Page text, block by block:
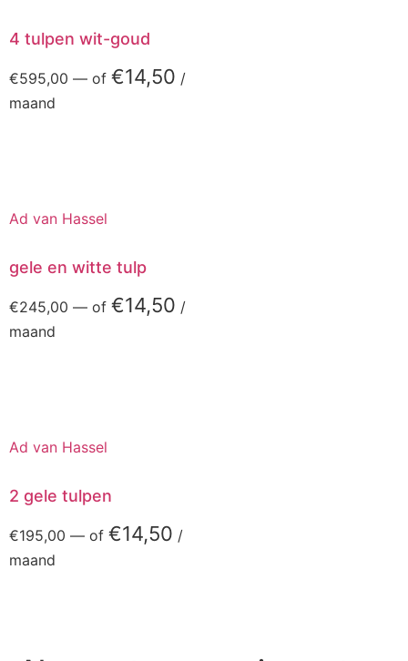
4 tulpen wit-goud
€595,00 — of €14,50 /
maand
Ad van Hassel
gele en witte tulp
€245,00 — of €14,50 /
maand
Ad van Hassel
2 gele tulpen
€195,00 — of €14,50 /
maand